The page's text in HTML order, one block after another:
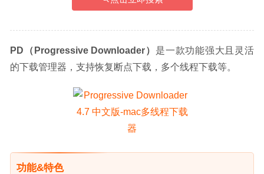
PD（Progressive Downloader） 是一款功能强大且灵活
的下载管理器，支持恢复断点下载，多个线程下载等。
功能&特色